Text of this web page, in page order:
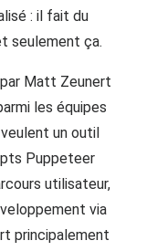
: il fait du
seulement ça.
Matt Zeunert
les équipes
un outil
Puppeteer
utilisateur,
via
principalement